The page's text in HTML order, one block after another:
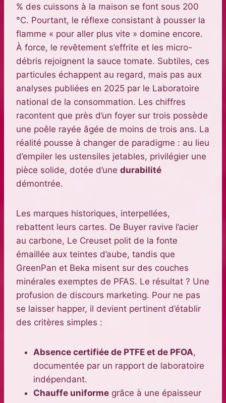
% des cuissons à la maison se font sous 200
°C. Pourtant, le réflexe consistant à pousser la
flamme « pour aller plus vite » domine encore.
À force, le revêtement s’effrite et les micro-
débris rejoignent la sauce tomate. Subtiles, ces
particules échappent au regard, mais pas aux
analyses publiées en 2025 par le Laboratoire
national de la consommation. Les chiffres
racontent que près d’un foyer sur trois possède
une poêle rayée âgée de moins de trois ans. La
réalité pousse à changer de paradigme : au lieu
d’empiler les ustensiles jetables, privilégier une
pièce solide, dotée d’une durabilité
démontrée.
Les marques historiques, interpellées,
rebattent leurs cartes. De Buyer ravive l’acier
au carbone, Le Creuset polit de la fonte
émaillée aux teintes d’aube, tandis que
GreenPan et Beka misent sur des couches
minérales exemptes de PFAS. Le résultat ? Une
profusion de discours marketing. Pour ne pas
se laisser happer, il devient pertinent d’établir
des critères simples :
Absence certifiée de PTFE et de PFOA,
documentée par un rapport de laboratoire
indépendant.
Chauffe uniforme grâce à une épaisseur